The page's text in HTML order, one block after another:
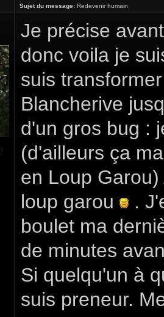
Sujet du message: Redevenir humain
Je précise
donc voila je
suis
Blancherive
d'un gros bug :
(d'ailleurs ça
en Loup
loup garou
.
boulet ma
de minutes
Si quelqu'un à
suis preneur.